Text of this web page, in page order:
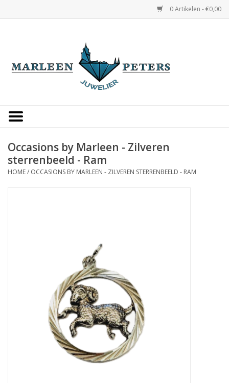
0 Artikelen - €0,00
Occasions
Cadeaukaarten
Occasions by Marleen - Zilveren
sterrenbeeld - Ram
HOME/ OCCASIONS BY MARLEEN - ZILVEREN STERRENBEELD - RAM